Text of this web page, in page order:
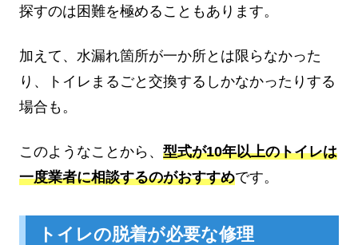
探すのは困難を極めることもあります。
加えて、水漏れ箇所が一か所とは限らなかった
り、トイレまるごと交換するしかなかったりする
場合も。
このようなことから、 型式が10年以上のトイレは
一度業者に相談するのがおすすめです。
トイレの脱着が必要な修理